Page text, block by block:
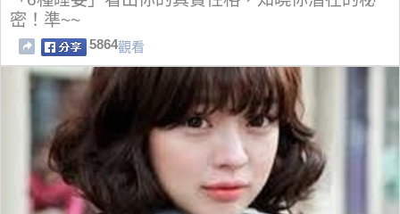
密！準~~
5864觀看